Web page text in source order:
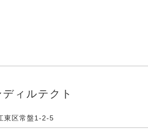
ィルテクト
東区常盤1-2-5